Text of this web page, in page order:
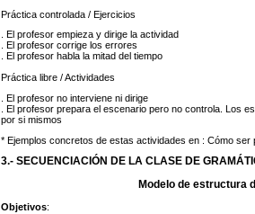
Práctica controlada / Ejercicios
. El profesor empieza y dirige la actividad
. El profesor corrige los errores
. El profesor habla la mitad del tiempo
Práctica libre / Actividades
. El profesor no interviene ni dirige
. El profesor prepara el escenario pero no controla. Los
por si mismos
* Ejemplos concretos de estas actividades en : Cómo
3.- SECUENCIACIÓN DE LA CLASE DE
Modelo de estructura
Objetivos: